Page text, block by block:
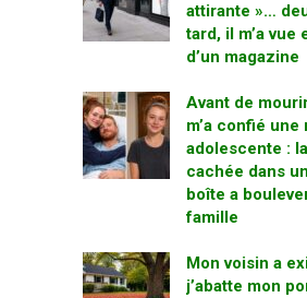
attirante »…
tard, il m’a vue
d’un magazine
Avant de
m’a confié
adolescente :
cachée dans
boîte a
famille
Mon voisin a
j’abatte mon